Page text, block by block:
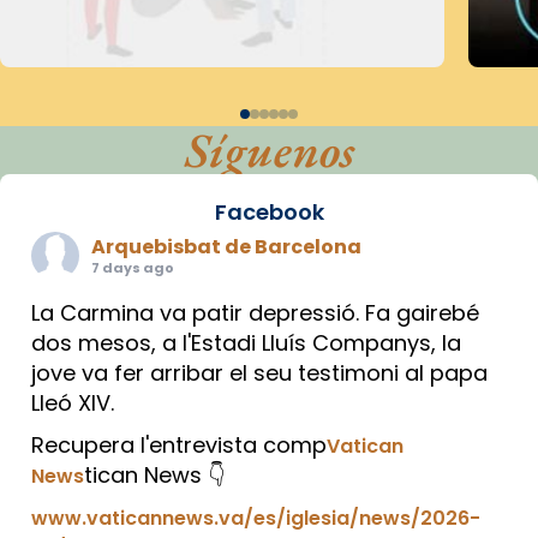
Síguenos
Facebook
Arquebisbat de Barcelona
7 days ago
La Carmina va patir depressió. Fa gairebé
dos mesos, a l'Estadi Lluís Companys, la
jove va fer arribar el seu testimoni al papa
Lleó XIV.
Recupera l'entrevista compVatican
Newstican News 👇
www.vaticannews.va/es/iglesia/news/2026-